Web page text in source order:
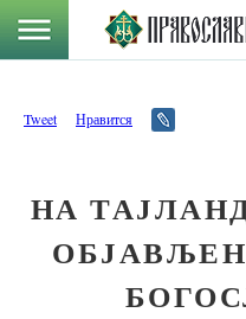
Tweet Нравится
НА